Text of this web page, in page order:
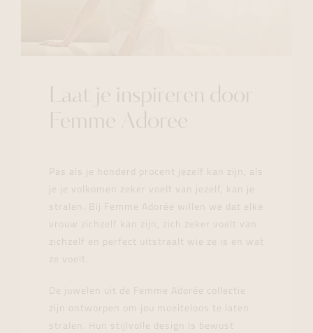
Laat je inspireren door
Femme Adoree
Pas als je honderd procent jezelf kan zijn, als
je je volkomen zeker voelt van jezelf, kan je
stralen. Bij Femme Adorée willen we dat elke
vrouw zichzelf kan zijn, zich zeker voelt van
zichzelf en perfect uitstraalt wie ze is en wat
ze voelt.
De juwelen uit de Femme Adorée collectie
zijn ontworpen om jou moeiteloos te laten
stralen. Hun stijlvolle design is bewust